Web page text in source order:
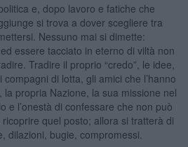
e, dopo lavoro e fatiche che
si trova a dover scegliere tra
Nessuno mai si dimette:
essere tacciato in eterno di viltà non
Tradire il proprio “credo”, le idee,
di lotta, gli amici che l’hanno
propria Nazione, la sua missione nel
e l’onestà di confessare che non può
quel posto; allora si tratterà di
dilazioni, bugie, compromessi.